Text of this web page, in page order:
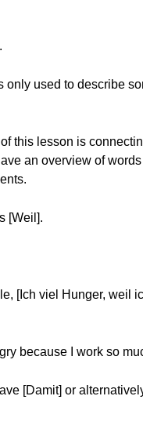
only used to describe
this lesson is
an overview of
[Weil].
[Ich viel Hunger, weil
because I work so
[Damit] or